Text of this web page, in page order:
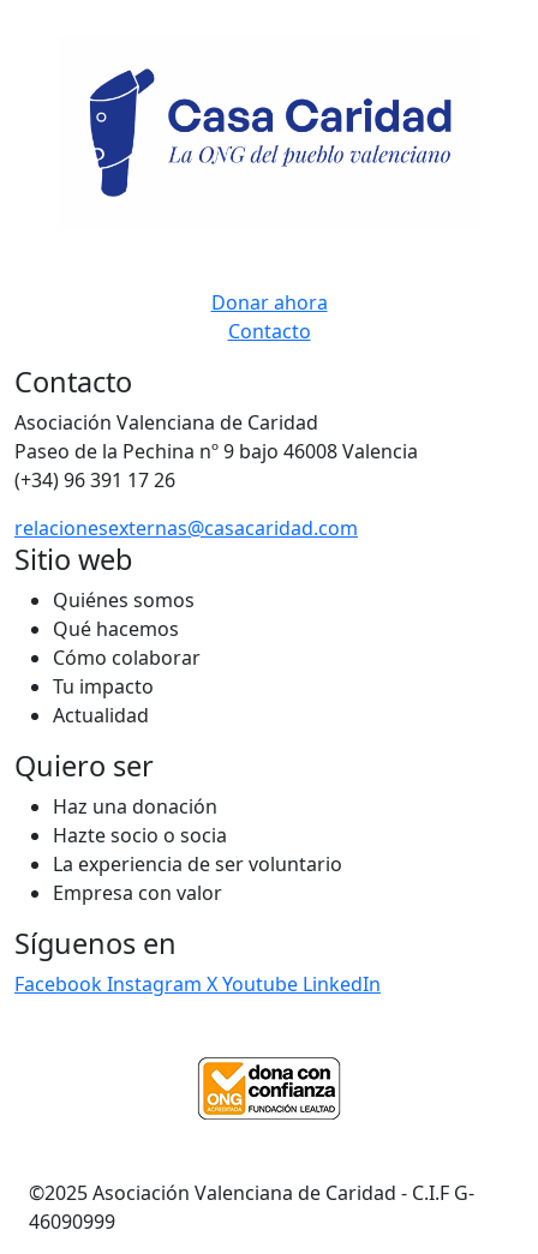
Contacto
Asociación Valenciana de Caridad
Paseo de la Pechina nº 9 bajo 46008 Valencia
(+34) 96 391 17 26
relacionesexternas@casacaridad.com
Sitio web
Quiénes somos
Qué hacemos
Cómo colaborar
Tu impacto
Actualidad
Quiero ser
Haz una donación
Hazte socio o socia
La experiencia de ser voluntario
Empresa con valor
Síguenos en
FacebookInstagram XYoutube LinkedIn
Donar ahora
Contacto
©2025 Asociación Valenciana de Caridad - C.I.F G-
46090999